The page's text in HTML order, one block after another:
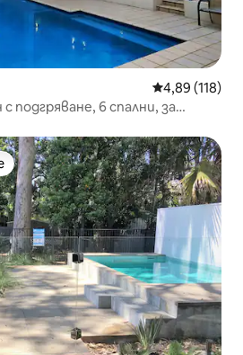
Средна
4,89 (118)
с подгряване, 6 спални, за
на гостите